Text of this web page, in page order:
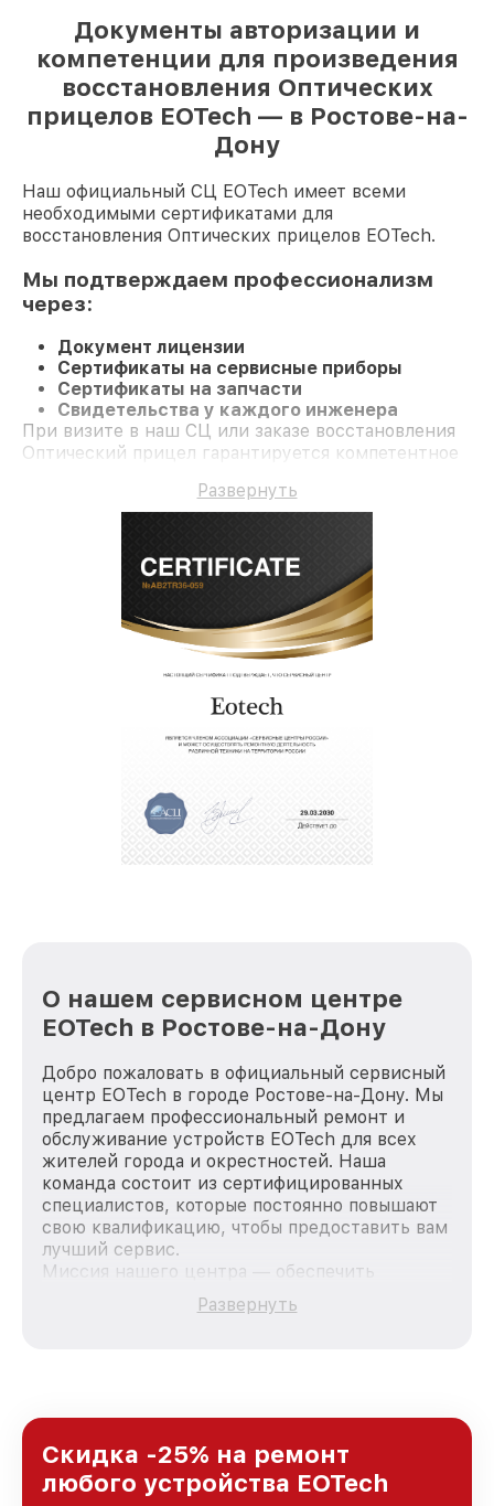
Документы авторизации и
компетенции для произведения
восстановления Оптических
прицелов EOTech — в Ростове-на-
Дону
Наш официальный СЦ EOTech имеет всеми
необходимыми сертификатами для
восстановления Оптических прицелов EOTech.
Мы подтверждаем профессионализм
через:
Документ лицензии
Сертификаты на сервисные приборы
Сертификаты на запчасти
Свидетельства у каждого инженера
При визите в наш СЦ или заказе восстановления
Оптический прицел гарантируется компетентное
Развернуть
О нашем сервисном центре
EOTech в Ростове-на-Дону
Добро пожаловать в официальный сервисный
центр EOTech в городе Ростове-на-Дону. Мы
предлагаем профессиональный ремонт и
обслуживание устройств EOTech для всех
жителей города и окрестностей. Наша
команда состоит из сертифицированных
специалистов, которые постоянно повышают
свою квалификацию, чтобы предоставить вам
лучший сервис.
Миссия нашего центра — обеспечить
качественный и доступный ремонт для
каждого пользователя продукции EOTech, вне
Ростове-на-Дону, постоянно повышая уровень
доверия и лояльности наших клиентов.
Развернуть
Скидка -25% на ремонт
любого устройства EOTech